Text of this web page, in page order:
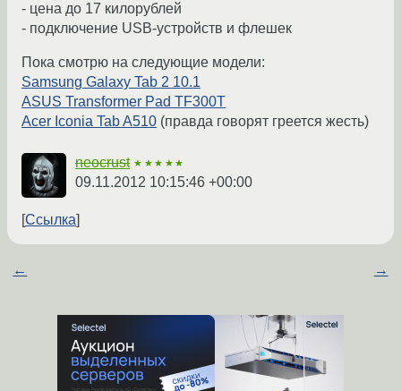
- цена до 17 килорублей
- подключение USB-устройств и флешек
Пока смотрю на следующие модели:
Samsung Galaxy Tab 2 10.1
ASUS Transformer Pad TF300T
Acer Iconia Tab A510 (правда говорят греется жесть)
neocrust ★★★★★
09.11.2012 10:15:46 +00:00
Ссылка
← →